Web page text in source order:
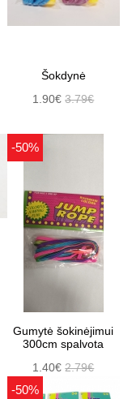
Šokdynė
1.90€3.79€
-50%
Gumytė šokinėjimui
300cm spalvota
1.40€2.79€
-50%